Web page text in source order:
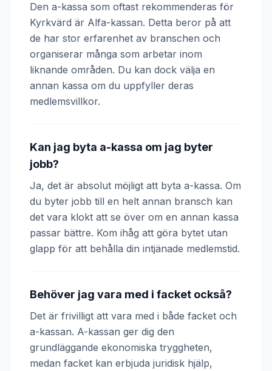
Den a-kassa som oftast rekommenderas för
Kyrkvärd är Alfa-kassan. Detta beror på att
de har stor erfarenhet av branschen och
organiserar många som arbetar inom
liknande områden. Du kan dock välja en
annan kassa om du uppfyller deras
medlemsvillkor.
Kan jag byta a-kassa om jag byter
jobb?
Ja, det är absolut möjligt att byta a-kassa. Om
du byter jobb till en helt annan bransch kan
det vara klokt att se över om en annan kassa
passar bättre. Kom ihåg att göra bytet utan
glapp för att behålla din intjänade medlemstid.
Behöver jag vara med i facket också?
Det är frivilligt att vara med i både facket och
a-kassan. A-kassan ger dig den
grundläggande ekonomiska tryggheten,
medan facket kan erbjuda juridisk hjälp,